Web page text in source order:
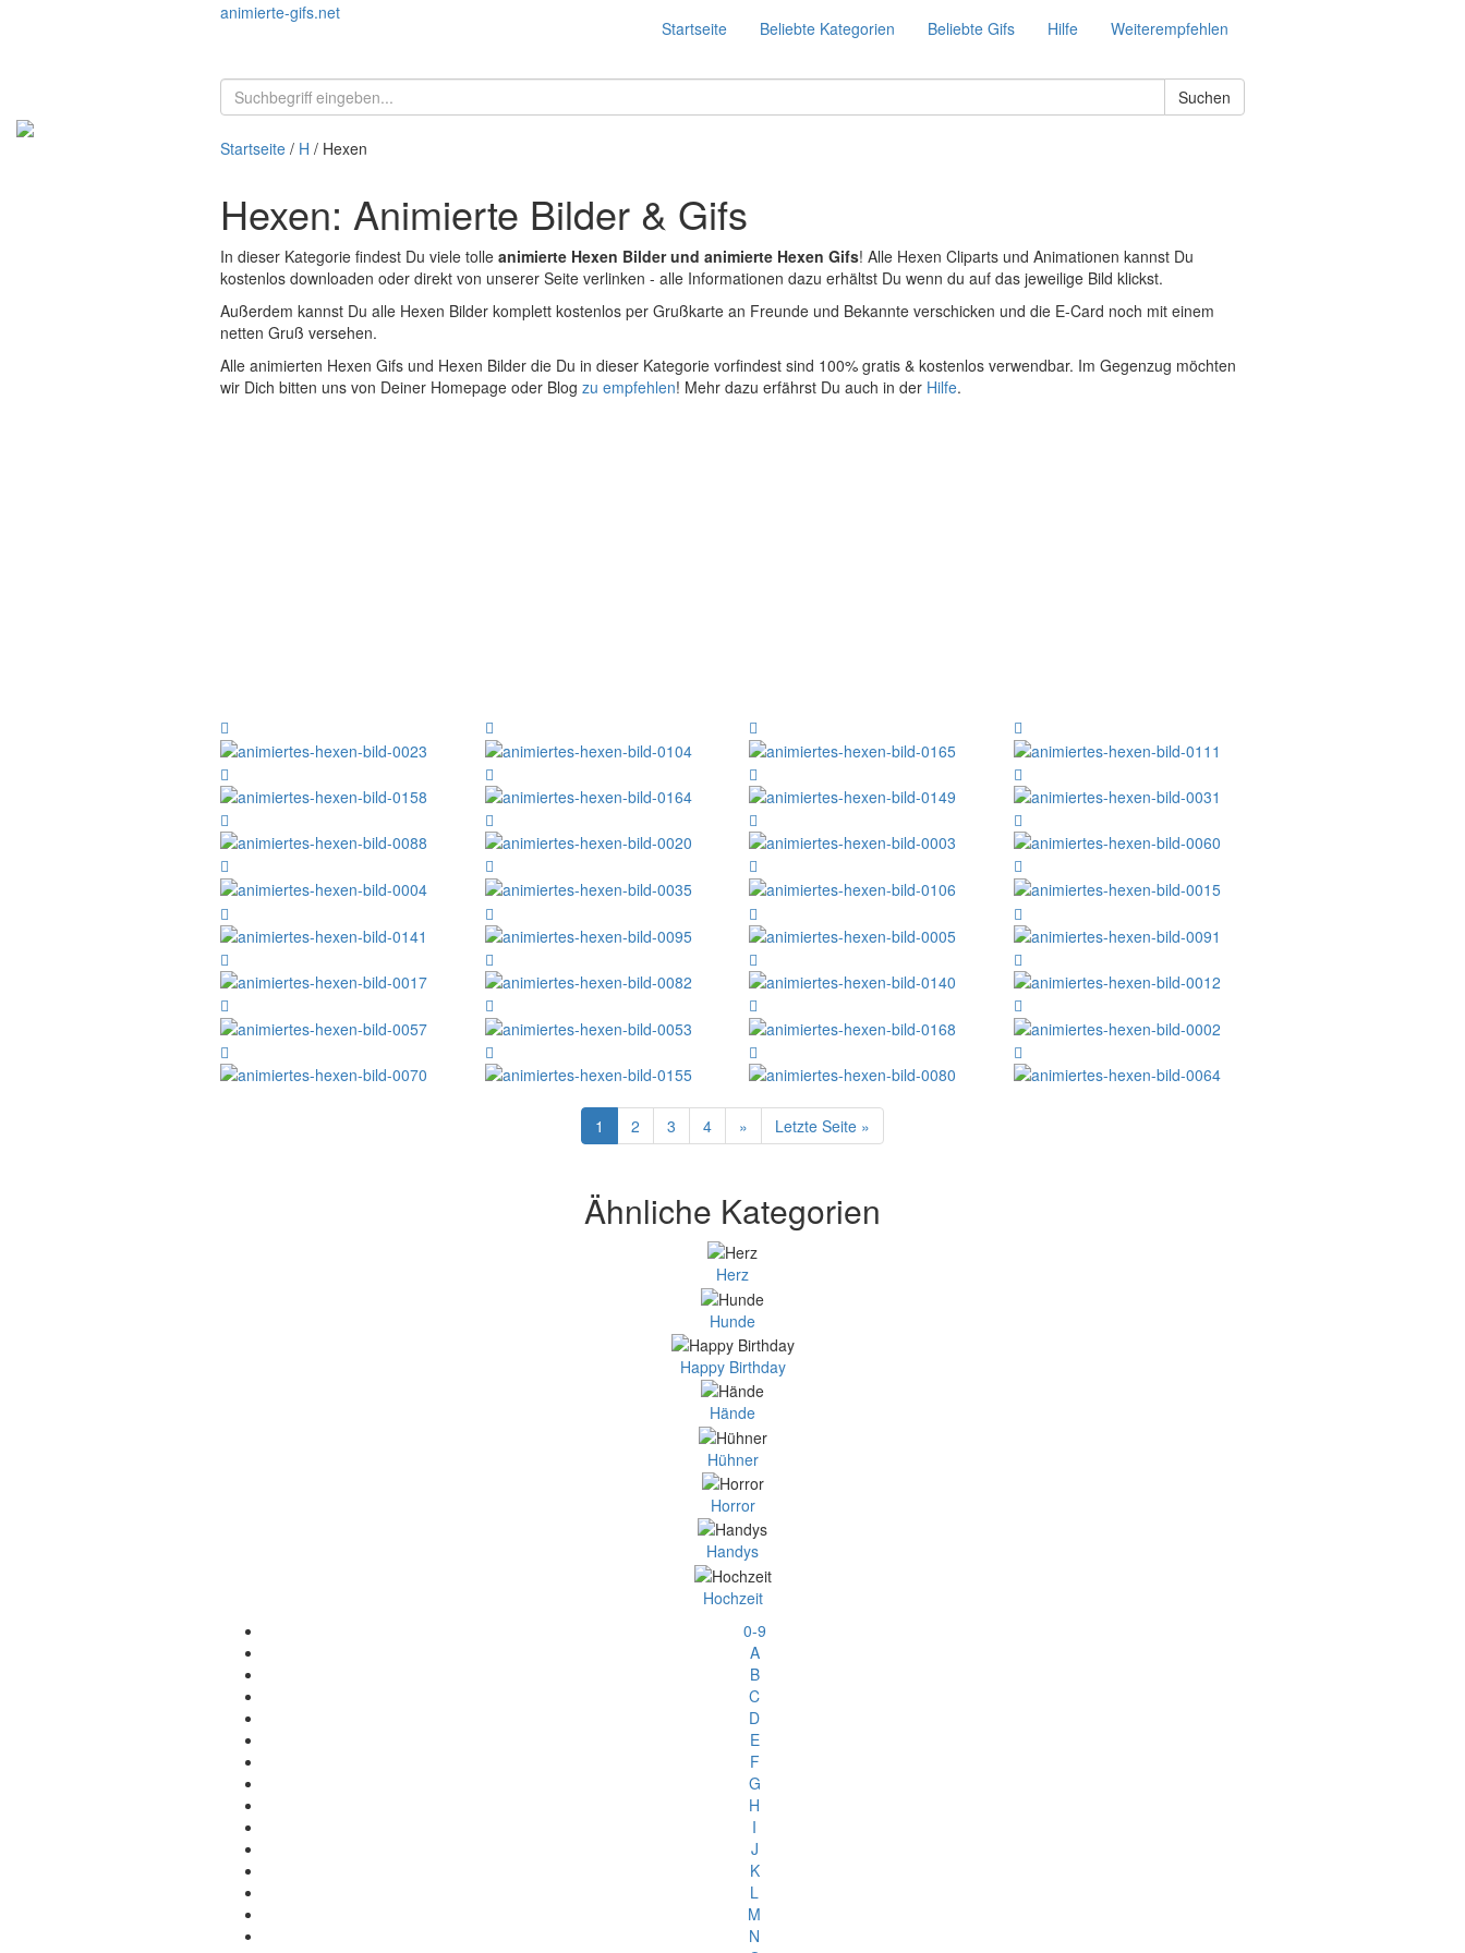
animierte-gifs.net
Startseite Beliebte Kategorien Beliebte Gifs Hilfe Weiterempfehlen
Suchen
Startseite / H / Hexen
Hexen: Animierte Bilder & Gifs
In dieser Kategorie findest Du viele tolle animierte Hexen Bilder und animierte Hexen Gifs! Alle Hexen Cliparts und Animationen kannst Du
kostenlos downloaden oder direkt von unserer Seite verlinken - alle Informationen dazu erhältst Du wenn du auf das jeweilige Bild klickst.
Außerdem kannst Du alle Hexen Bilder komplett kostenlos per Grußkarte an Freunde und Bekannte verschicken und die E-Card noch mit einem
netten Gruß versehen.
Alle animierten Hexen Gifs und Hexen Bilder die Du in dieser Kategorie vorfindest sind 100% gratis & kostenlos verwendbar. Im Gegenzug möchten
wir Dich bitten uns von Deiner Homepage oder Blog zu empfehlen! Mehr dazu erfährst Du auch in der Hilfe.
1 2 3 4 » Letzte Seite »
Ähnliche Kategorien
Herz
Hunde
Happy Birthday
Hände
Hühner
Horror
Handys
Hochzeit
0-9
A
B
C
D
E
F
G
H
I
J
K
L
M
N